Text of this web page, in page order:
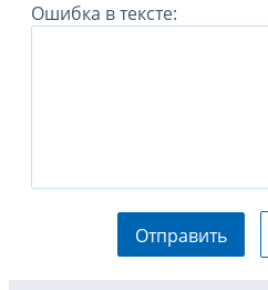
Ошибка в тексте:
Отправить